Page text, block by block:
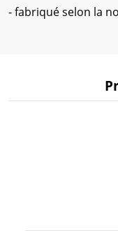
- fabriqué selon la